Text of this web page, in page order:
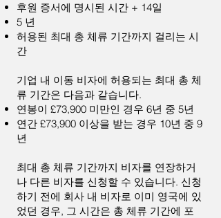
후원 증서에 명시된 시간 + 14일
5 년
허용된 최대 총 체류 기간까지 걸리는 시
간
기업 내 이동 비자에 허용되는 최대 총 체
류 기간은 다음과 같습니다.
연봉이 £73,900 미만인 경우 6년 중 5년
연간 £73,900 이상을 받는 경우 10년 중 9
년
최대 총 체류 기간까지 비자를 연장하거
나 다른 비자를 신청할 수 있습니다. 신청
하기 전에 회사 내 비자로 이미 영국에 있
었던 경우, 그 시간은 총 체류 기간에 포